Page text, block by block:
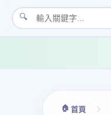
🔍
🏠 首頁